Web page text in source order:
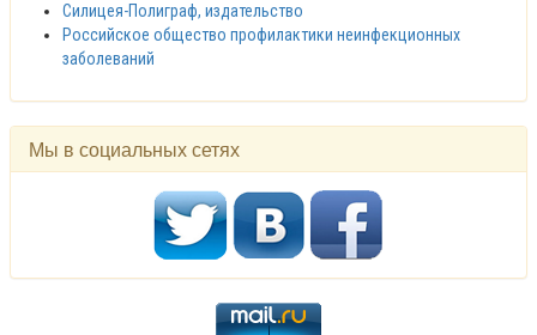
Силицея-Полиграф, издательство
Российское общество профилактики неинфекционных
заболеваний
Мы в социальных сетях